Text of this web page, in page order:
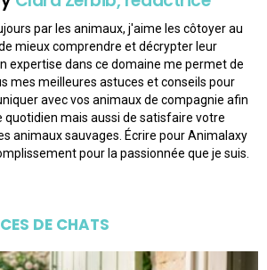
par les animaux, j'aime les côtoyer au
mieux comprendre et décrypter leur
expertise dans ce domaine me permet de
mes meilleures astuces et conseils pour
avec vos animaux de compagnie afin
quotidien mais aussi de satisfaire votre
animaux sauvages. Écrire pour Animalaxy
pour la passionnée que je suis.
DE CHATS